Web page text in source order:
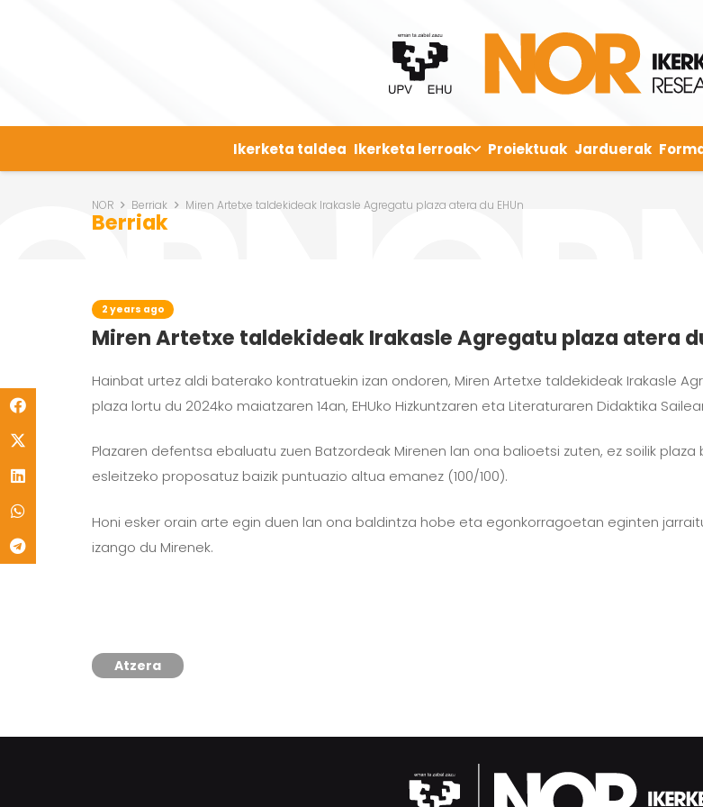
Ikerketa taldea Ikerketa lerroak Proiektuak Jarduerak
NOR Berriak Miren Artetxe taldekideak Irakasle Agregatu plaza atera du EHUn
Berriak
2 years ago
Miren Artetxe taldekideak Irakasle Agregatu plaza atera
Hainbat urtez aldi baterako kontratuekin izan ondoren, Miren Artetxe taldekideak Irakasle
plaza lortu du 2024ko maiatzaren 14an, EHUko Hizkuntzaren eta Literaturaren Didaktika
Plazaren defentsa ebaluatu zuen Batzordeak Mirenen lan ona balioetsi zuten, ez soilik plaza
esleitzeko proposatuz baizik puntuazio altua emanez (100/100).
Honi esker orain arte egin duen lan ona baldintza hobe eta egonkorragoetan eginten
izango du Mirenek.
Atzera